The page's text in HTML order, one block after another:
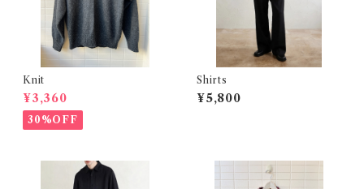
Knit
¥3,360
30%OFF
Shirts
¥5,800